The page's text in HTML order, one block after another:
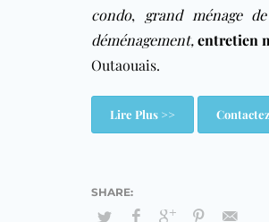
condo, grand ménage
déménagement,entretien
Outaouais.
Lire Plus >>